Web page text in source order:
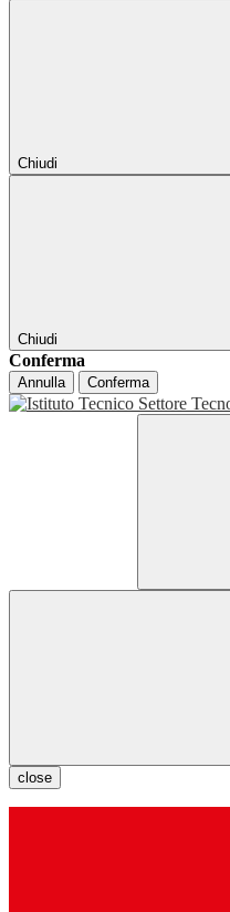
Chiudi
Chiudi
Conferma
Annulla Conferma
close